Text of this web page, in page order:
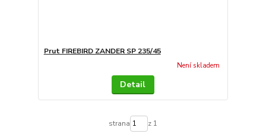
Prut FIREBIRD ZANDER SP 235/45
Není skladem
Detail
strana z 1